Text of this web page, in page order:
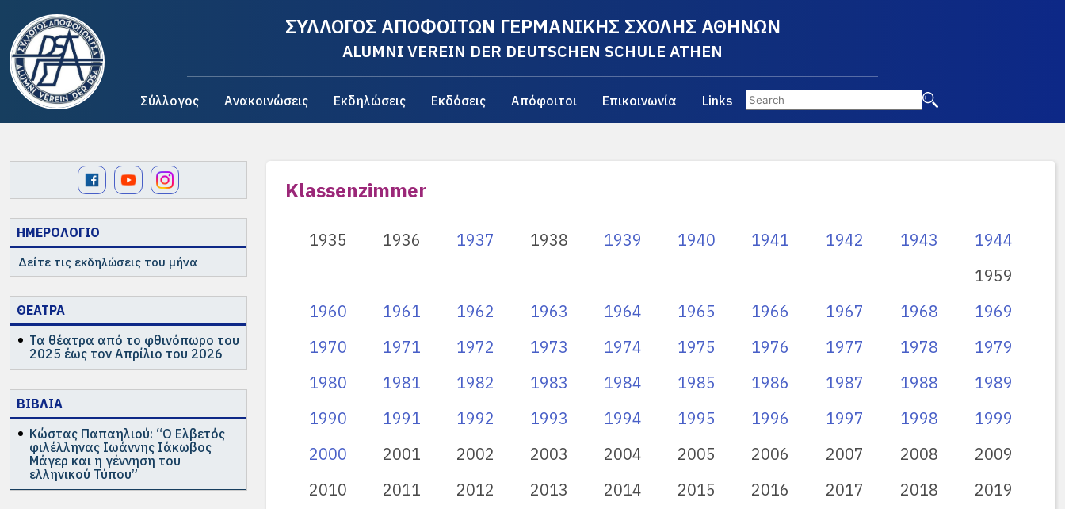
ΣΥΛΛΟΓΟΣ ΑΠΟΦΟΙΤΩΝ ΓΕΡΜΑΝΙΚΗΣ ΣΧΟΛΗΣ ΑΘΗΝΩΝ
ALUMNI VEREIN DER DEUTSCHEN SCHULE ATHEN
Σύλλογος Ανακοινώσεις Εκδηλώσεις Εκδόσεις Απόφοιτοι Επικοινωνία Links
ΗΜΕΡΟΛΟΓΙΟ
Δείτε τις εκδηλώσεις του μήνα
ΘΕΑΤΡΑ
Τα θέατρα από το φθινόπωρο του
2025 έως τον Απρίλιο του 2026
ΒΙΒΛΙΑ
Κώστας Παπαηλιού: “Ο Ελβετός
φιλέλληνας Ιωάννης Ιάκωβος
Μάγερ και η γέννηση του
ελληνικού Τύπου”
Klassenzimmer
1935 1936 1937 1938 1939 1940 1941 1942 1943
1944
1959
1960
1961 1962 1963 1964 1965 1966 1967 1968
1969
1970
1971 1972 1973 1974 1975 1976 1977 1978
1979
1980
1981 1982 1983 1984 1985 1986 1987 1988
1989
1990
1991 1992 1993 1994 1995 1996 1997 1998
1999
2000
2001 2002 2003 2004 2005 2006 2007 2008
2009
2010
2011 2012 2013 2014 2015 2016 2017 2018 2019